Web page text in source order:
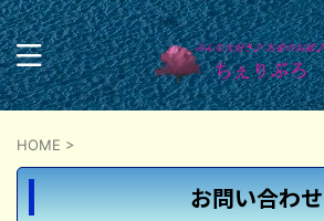
HOME >
お問い合わせ